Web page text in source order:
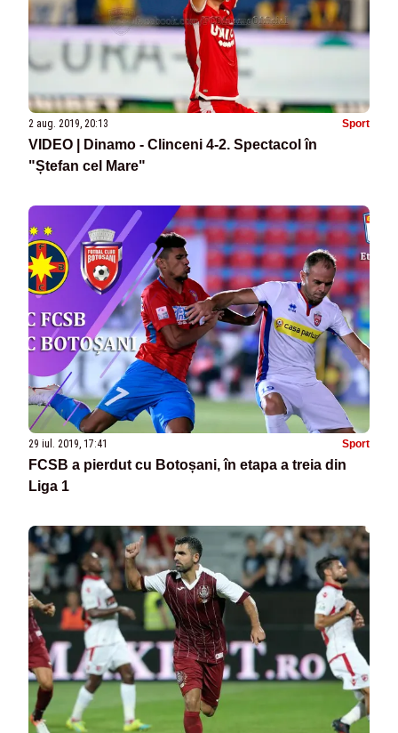
2 aug. 2019, 20:13 Sport
VIDEO | Dinamo - Clinceni 4-2. Spectacol în
"Ștefan cel Mare"
29 iul. 2019, 17:41 Sport
FCSB a pierdut cu Botoșani, în etapa a treia din
Liga 1